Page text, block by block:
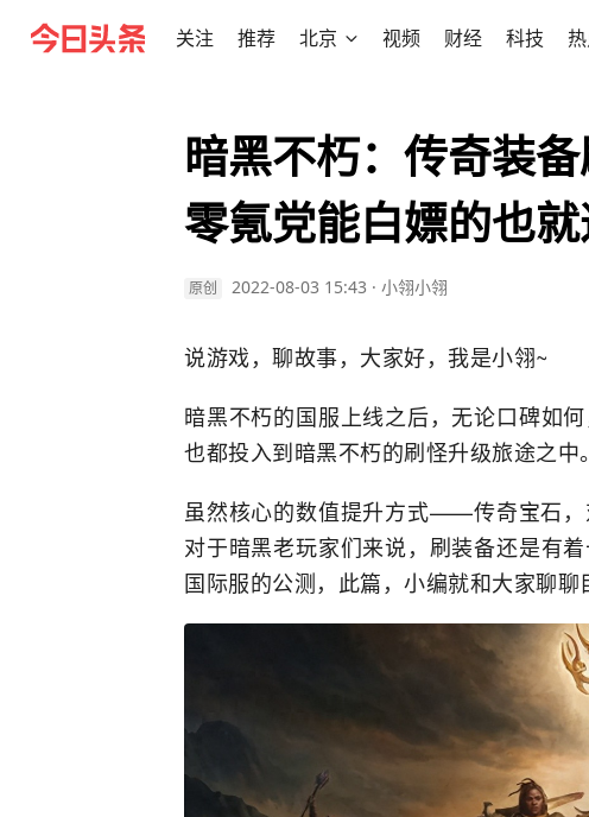
关注 推荐 北京 视频 财经 科技
暗黑不朽：传奇装
零氪党能白嫖的也
原创 2022-08-03 15:43 · 小翎小翎
说游戏，聊故事，大家好，我是小翎~
暗黑不朽的国服上线之后，无论口碑如
也都投入到暗黑不朽的刷怪升级旅途之中。
虽然核心的数值提升方式——传奇宝石
对于暗黑老玩家们来说，刷装备还是有
国际服的公测，此篇，小编就和大家聊聊